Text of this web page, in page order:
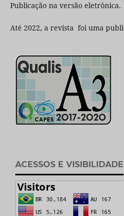
Publicação na versão eletrônica.
Até 2022, a revista foi uma
ACESSOS E VISIBILIDADE